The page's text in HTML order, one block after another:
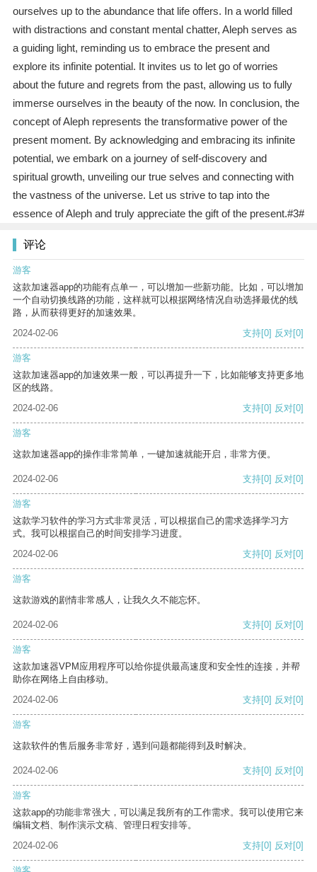
ourselves up to the abundance that life offers. In a world filled
with distractions and constant mental chatter, Aleph serves as
a guiding light, reminding us to embrace the present and
explore its infinite potential. It invites us to let go of worries
about the future and regrets from the past, allowing us to fully
immerse ourselves in the beauty of the now. In conclusion, the
concept of Aleph represents the transformative power of the
present moment. By acknowledging and embracing its infinite
potential, we embark on a journey of self-discovery and
spiritual growth, unveiling our true selves and connecting with
the vastness of the universe. Let us strive to tap into the
essence of Aleph and truly appreciate the gift of the present.#3#
评论
游客
这款加速器app的功能有点单一，可以增加一些新功能。比如，可以增加
一个自动切换线路的功能，这样就可以根据网络情况自动选择最优的线
路，从而获得更好的加速效果。
2024-02-06
支持[0] 反对[0]
游客
这款加速器app的加速效果一般，可以再提升一下，比如能够支持更多地
区的线路。
2024-02-06
支持[0] 反对[0]
游客
这款加速器app的操作非常简单，一键加速就能开启，非常方便。
2024-02-06 支持[0] 反对[0]
游客
这款学习软件的学习方式非常灵活，可以根据自己的需求选择学习方
式。我可以根据自己的时间安排学习进度。
2024-02-06
支持[0] 反对[0]
游客
这款游戏的剧情非常感人，让我久久不能忘怀。
2024-02-06 支持[0] 反对[0]
游客
这款加速器VPM应用程序可以给你提供最高速度和安全性的连接，并帮
助你在网络上自由移动。
2024-02-06
支持[0] 反对[0]
游客
这款软件的售后服务非常好，遇到问题都能得到及时解决。
2024-02-06 支持[0] 反对[0]
游客
这款app的功能非常强大，可以满足我所有的工作需求。我可以使用它来
编辑文档、制作演示文稿、管理日程安排等。
2024-02-06
支持[0] 反对[0]